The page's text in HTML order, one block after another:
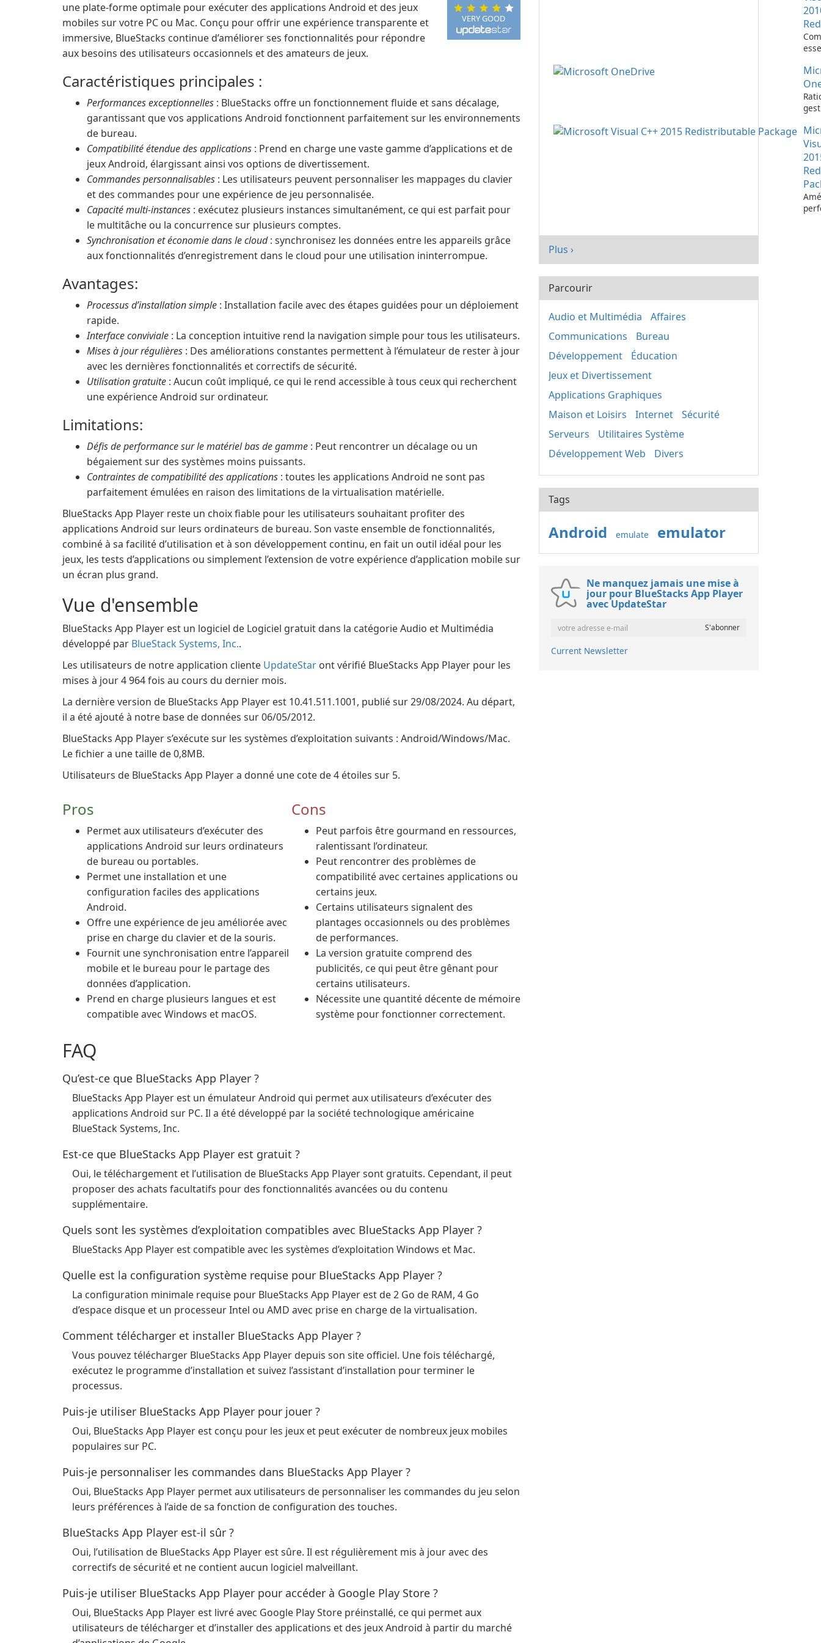
VERY GOOD
une plate-forme optimale pour exécuter des applications Android et des jeux
mobiles sur votre PC ou Mac. Conçu pour offrir une expérience transparente et
immersive, BlueStacks continue d’améliorer ses fonctionnalités pour répondre
aux besoins des utilisateurs occasionnels et des amateurs de jeux.
Caractéristiques principales :
Performances exceptionnelles : BlueStacks offre un fonctionnement fluide et sans décalage,
garantissant que vos applications Android fonctionnent parfaitement sur les environnements
de bureau.
Compatibilité étendue des applications : Prend en charge une vaste gamme d’applications et de
jeux Android, élargissant ainsi vos options de divertissement.
Commandes personnalisables : Les utilisateurs peuvent personnaliser les mappages du clavier
et des commandes pour une expérience de jeu personnalisée.
Capacité multi-instances : exécutez plusieurs instances simultanément, ce qui est parfait pour
le multitâche ou la concurrence sur plusieurs comptes.
Synchronisation et économie dans le cloud: synchronisez les données entre les appareils grâce
aux fonctionnalités d’enregistrement dans le cloud pour une utilisation ininterrompue.
Avantages:
Processus d’installation simple : Installation facile avec des étapes guidées pour un déploiement
rapide.
Interface conviviale : La conception intuitive rend la navigation simple pour tous les utilisateurs.
Mises à jour régulières : Des améliorations constantes permettent à l’émulateur de rester à jour
avec les dernières fonctionnalités et correctifs de sécurité.
Utilisation gratuite : Aucun coût impliqué, ce qui le rend accessible à tous ceux qui recherchent
une expérience Android sur ordinateur.
Limitations:
Défis de performance sur le matériel bas de gamme : Peut rencontrer un décalage ou un
bégaiement sur des systèmes moins puissants.
Contraintes de compatibilité des applications : toutes les applications Android ne sont pas
parfaitement émulées en raison des limitations de la virtualisation matérielle.
BlueStacks App Player reste un choix fiable pour les utilisateurs souhaitant profiter des
applications Android sur leurs ordinateurs de bureau. Son vaste ensemble de fonctionnalités,
combiné à sa facilité d’utilisation et à son développement continu, en fait un outil idéal pour les
jeux, les tests d’applications ou simplement l’extension de votre expérience d’application mobile sur
un écran plus grand.
Vue d'ensemble
BlueStacks App Player est un logiciel de Logiciel gratuit dans la catégorie Audio et Multimédia
développé par BlueStack Systems, Inc..
Les utilisateurs de notre application cliente UpdateStar ont vérifié BlueStacks App Player pour les
mises à jour 4 964 fois au cours du dernier mois.
La dernière version de BlueStacks App Player est 10.41.511.1001, publié sur 29/08/2024. Au départ,
il a été ajouté à notre base de données sur 06/05/2012.
BlueStacks App Player s’exécute sur les systèmes d’exploitation suivants : Android/Windows/Mac.
Le fichier a une taille de 0,8MB.
Utilisateurs de BlueStacks App Player a donné une cote de 4 étoiles sur 5.
Pros
Permet aux utilisateurs d’exécuter des
applications Android sur leurs ordinateurs
de bureau ou portables.
Permet une installation et une
configuration faciles des applications
Android.
Offre une expérience de jeu améliorée avec
prise en charge du clavier et de la souris.
Fournit une synchronisation entre l’appareil
mobile et le bureau pour le partage des
données d’application.
Prend en charge plusieurs langues et est
compatible avec Windows et macOS.
Cons
Peut parfois être gourmand en ressources,
ralentissant l’ordinateur.
Peut rencontrer des problèmes de
compatibilité avec certaines applications ou
certains jeux.
Certains utilisateurs signalent des
plantages occasionnels ou des problèmes
de performances.
La version gratuite comprend des
publicités, ce qui peut être gênant pour
certains utilisateurs.
Nécessite une quantité décente de mémoire
système pour fonctionner correctement.
FAQ
Qu’est-ce que BlueStacks App Player ?
BlueStacks App Player est un émulateur Android qui permet aux utilisateurs d’exécuter des
applications Android sur PC. Il a été développé par la société technologique américaine
BlueStack Systems, Inc.
Est-ce que BlueStacks App Player est gratuit ?
Oui, le téléchargement et l’utilisation de BlueStacks App Player sont gratuits. Cependant, il peut
proposer des achats facultatifs pour des fonctionnalités avancées ou du contenu
supplémentaire.
Quels sont les systèmes d’exploitation compatibles avec BlueStacks App Player ?
BlueStacks App Player est compatible avec les systèmes d’exploitation Windows et Mac.
Quelle est la configuration système requise pour BlueStacks App Player ?
La configuration minimale requise pour BlueStacks App Player est de 2 Go de RAM, 4 Go
d’espace disque et un processeur Intel ou AMD avec prise en charge de la virtualisation.
Comment télécharger et installer BlueStacks App Player ?
Vous pouvez télécharger BlueStacks App Player depuis son site officiel. Une fois téléchargé,
exécutez le programme d’installation et suivez l’assistant d’installation pour terminer le
processus.
Puis-je utiliser BlueStacks App Player pour jouer ?
Oui, BlueStacks App Player est conçu pour les jeux et peut exécuter de nombreux jeux mobiles
populaires sur PC.
Puis-je personnaliser les commandes dans BlueStacks App Player ?
Oui, BlueStacks App Player permet aux utilisateurs de personnaliser les commandes du jeu selon
leurs préférences à l’aide de sa fonction de configuration des touches.
BlueStacks App Player est-il sûr ?
Oui, l’utilisation de BlueStacks App Player est sûre. Il est régulièrement mis à jour avec des
correctifs de sécurité et ne contient aucun logiciel malveillant.
Puis-je utiliser BlueStacks App Player pour accéder à Google Play Store ?
Oui, BlueStacks App Player est livré avec Google Play Store préinstallé, ce qui permet aux
utilisateurs de télécharger et d’installer des applications et des jeux Android à partir du marché
Plus ›
Parcourir
Audio et Multimédia
Affaires
Communications
Bureau
Développement
Éducation
Jeux et Divertissement
Applications Graphiques
Maison et Loisirs
Internet
Sécurité
Serveurs
Utilitaires Système
Développement Web
Divers
Tags
Android emulate emulator
Ne manquez jamais une mise à
jour pour BlueStacks App Player
avec UpdateStar
Current Newsletter